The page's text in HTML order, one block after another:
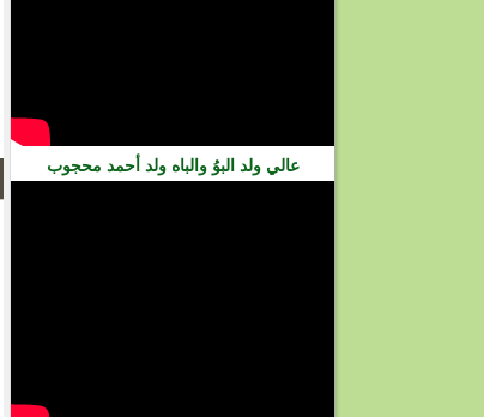
عالي ولد البوُ والباه ولد أحمد محجوب